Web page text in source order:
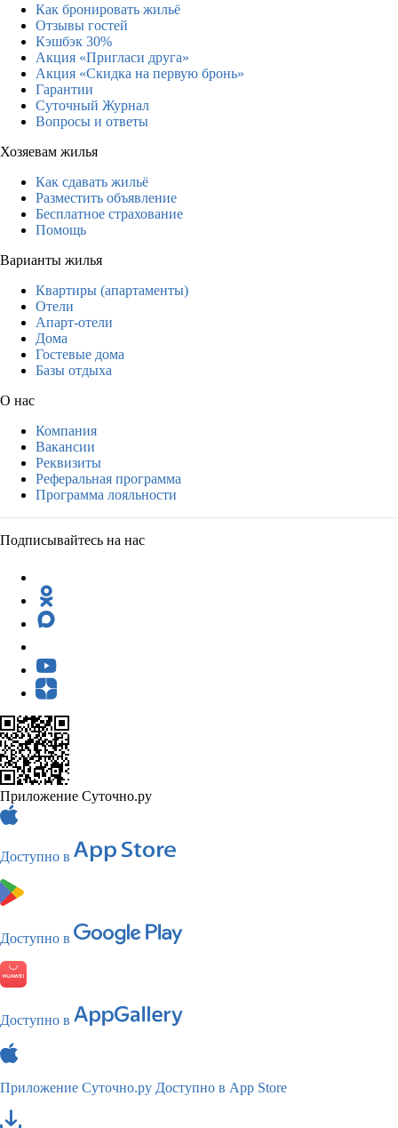
Как бронировать жильё
Отзывы гостей
Кэшбэк 30%
Акция «Пригласи друга»
Акция «Скидка на первую бронь»
Гарантии
Суточный Журнал
Вопросы и ответы
Хозяевам жилья
Как сдавать жильё
Разместить объявление
Бесплатное страхование
Помощь
Варианты жилья
Квартиры (апартаменты)
Отели
Апарт-отели
Дома
Гостевые дома
Базы отдыха
О нас
Компания
Вакансии
Реквизиты
Реферальная программа
Программа лояльности
Подписывайтесь на нас
Приложение Суточно.ру
Доступно в
Доступно в
Доступно в
Приложение Суточно.ру Доступно в App Store